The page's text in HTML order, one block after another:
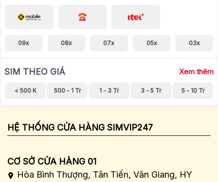
09x 08x 07x 05x 03x
SIM THEO GIÁ Xem thêm
< 500 K 500 - 1 Tr 1 - 3 Tr 3 - 5 Tr 5 - 10 Tr
HỆ THỐNG CỬA HÀNG SIMVIP247
CƠ SỞ CỬA HÀNG 01
Hòa Bình Thượng, Tân Tiến, Văn Giang, HY